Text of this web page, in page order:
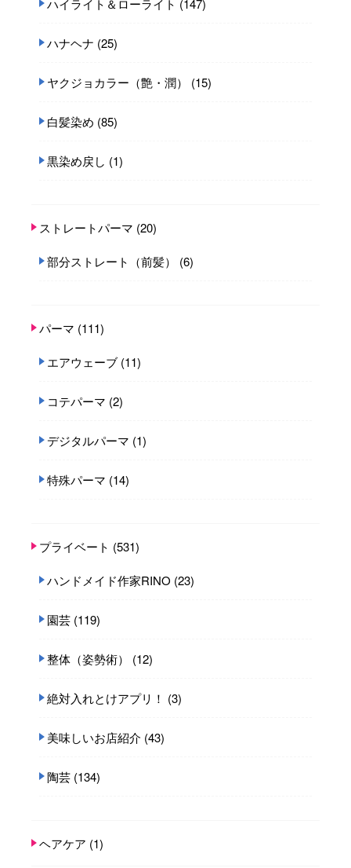
ハナヘナ (25)
ヤクジョカラー（艶・潤） (15)
白髪染め (85)
黒染め戻し (1)
ストレートパーマ (20)
部分ストレート（前髪） (6)
パーマ (111)
エアウェーブ (11)
コテパーマ (2)
デジタルパーマ (1)
特殊パーマ (14)
プライベート (531)
ハンドメイド作家RINO (23)
園芸 (119)
整体（姿勢術） (12)
絶対入れとけアプリ！ (3)
美味しいお店紹介 (43)
陶芸 (134)
ヘアケア (1)